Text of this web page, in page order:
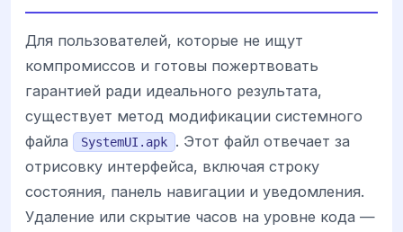
Для пользователей, которые не ищут
компромиссов и готовы пожертвовать
гарантией ради идеального результата,
существует метод модификации системного
файла
SystemUI.apk
. Этот файл отвечает за
отрисовку интерфейса, включая строку
состояния, панель навигации и уведомления.
Удаление или скрытие часов на уровне кода —